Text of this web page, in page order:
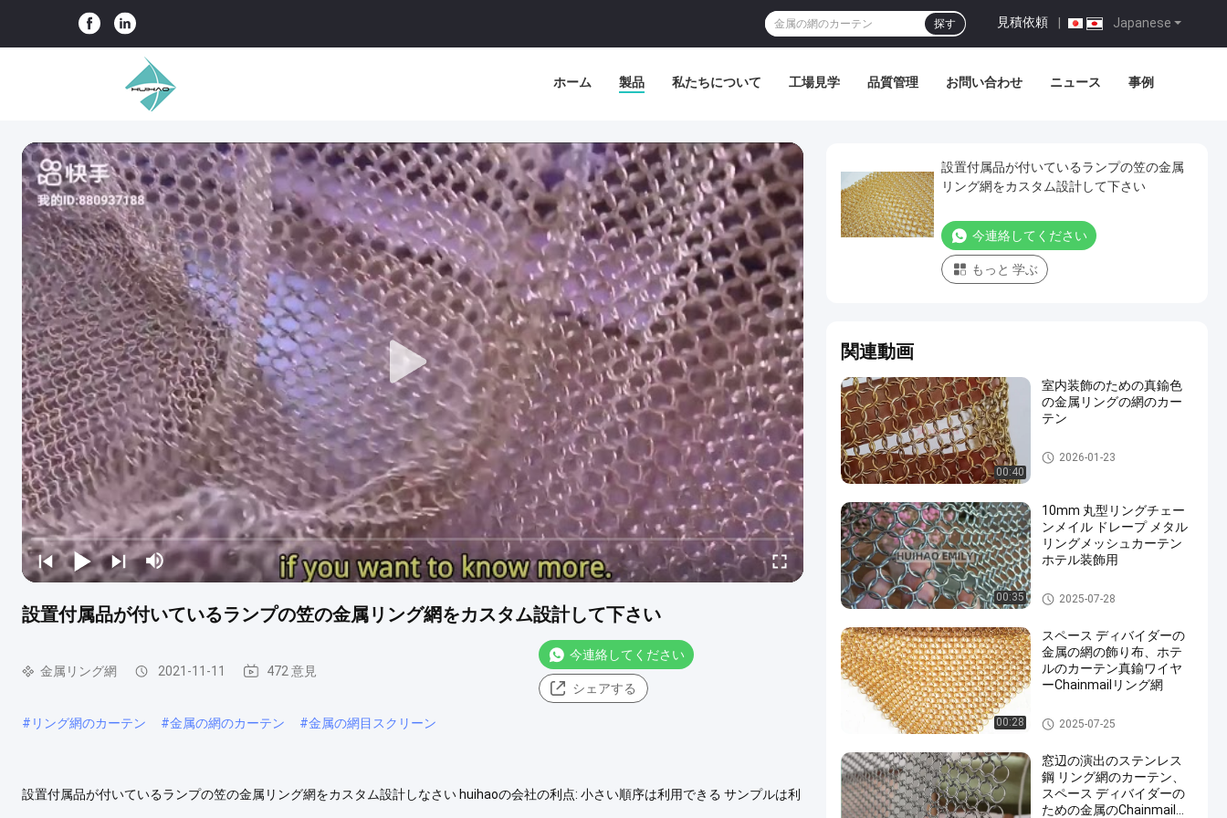
Japanese
見積依頼
探す
ホーム 製品 私たちについて 工場見学 品質管理 お問い合わせ ニュース 事例
設置付属品が付いているランプの笠の金属リング網をカスタム設計して下さい
金属リング網 2021-11-11 472 意見
今連絡してください
シェアする
# リング網のカーテン #金属の網のカーテン #金属の網目スクリーン
設置付属品が付いているランプの笠の金属リング網をカスタム設計しなさい huihaoの会社の利点: 小さい順序は利用できる サンプルは利
設置付属品が付いているランプの笠の金属
リング網をカスタム設計して下さい
今連絡してください
もっと 学ぶ
関連動画
00:40
室内装飾のための真鍮色
の金属リングの網のカー
テン
金属リング網
2026-01-23
00:35
10mm 丸型リングチェー
ンメイル ドレープ メタル
リングメッシュカーテン
ホテル装飾用
金属の網の飾り布
2025-07-28
00:28
スペース ディバイダーの
金属の網の飾り布、ホテ
ルのカーテン真鍮ワイヤ
ーChainmailリング網
金属の網の飾り布
2025-07-25
窓辺の演出のステンレス
鋼 リング網のカーテン、
スペース ディバイダーの
ための金属のChainmailの